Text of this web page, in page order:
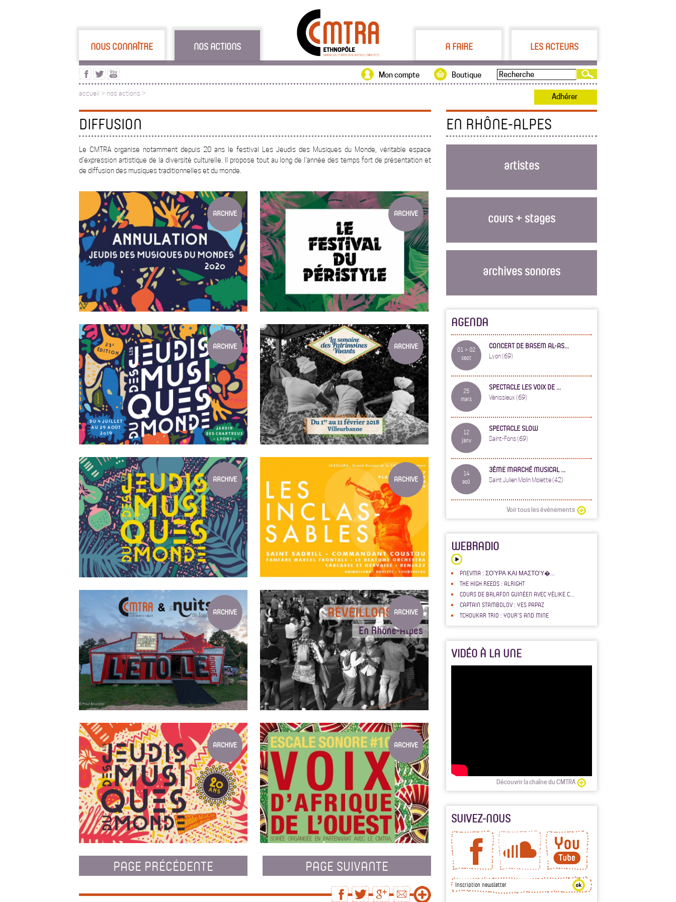
NOUS CONNAÎTRE NOS ACTIONS A FAIRE LES ACTEURS
Boutique
Mon compte
accueil > nos actions > Adhérer
DIFFUSION
Le CMTRA organise notamment depuis 20 ans le festival Les Jeudis des Musiques du Monde, véritable espace
d’expression artistique de la diversité culturelle. Il propose tout au long de l'année des temps fort de présentation et
de diffusion des musiques traditionnelles et du monde.
ARCHIVE
Annulation de la 24ème édition du festival
ARCHIVE
À l'Opéra Underground, Lyon (69)
ARCHIVE
LES JEUDIS DES MUSIQUES DU MONDE 2019 Du 4
Juillet au 29 Août
ARCHIVE
du 1er au 11 février 2018
ARCHIVE
Du 6 juillet au 31 août 2017
ARCHIVE
Fête de la musique à Lyon
ARCHIVE
Bals et concerts gratuits // Les Nuits de Fourvière
2017
ARCHIVE
Célébrer la nouvelle année en région !
ARCHIVE
Rendez-vous incontournable de l’été lyonnais, Les
cet été et vous invitent à 7 concerts gratuits pour
ARCHIVE
PAGE PRÉCÉDENTE PAGE SUIVANTE
EN RHÔNE-ALPES
artistes
cours + stages
archives sonores
AGENDA
01 > 02
sept
CONCERT DE BASEM AL-AS...
Lyon (69)
25
mars
SPECTACLE LES VOIX DE ...
Vénissieux (69)
12
janv
SPECTACLE SLOW
Saint-Fons (69)
14
aoû
3ÈME MARCHÉ MUSICAL ...
Saint Julien Molin Molette (42)
Voir tous les événements
WEBRADIO
PNEVMA : ΣΟΎΡΑ ΚΑΙ ΜΑΣΤΟΎ�...
THE HIGH REEDS : ALRIGHT
COURS DE BALAFON GUINÉEN AVEC YÉLIKE C...
CAPTAIN STAMBOLOV : YES PAPAZ
TCHOUKAR TRIO : YOUR'S AND MINE
VIDÉO À LA UNE
Découvrir la chaîne du CMTRA
SUIVEZ-NOUS